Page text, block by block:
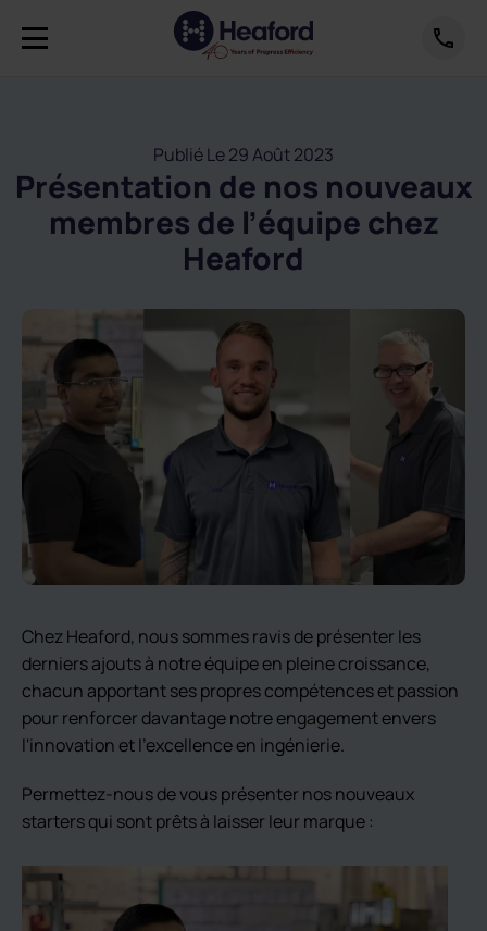
Publié Le 29 Août 2023
Présentation de nos nouveaux
membres de l’équipe chez
Heaford
Chez Heaford, nous sommes ravis de présenter les
derniers ajouts à notre équipe en pleine croissance,
chacun apportant ses propres compétences et passion
pour renforcer davantage notre engagement envers
l'innovation et l'excellence en ingénierie.
Permettez-nous de vous présenter nos nouveaux
starters qui sont prêts à laisser leur marque :